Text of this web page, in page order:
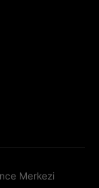
Merkezi